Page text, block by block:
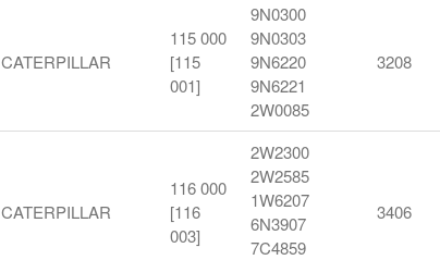
CATERPILLAR
115 000
[115
001]
9N0300
9N0303
9N6220
9N6221
2W0085
3208
CATERPILLAR
116 000
[116
003]
2W2300
2W2585
1W6207
6N3907
7C4859
3406